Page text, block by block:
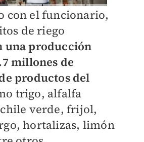
con el funcionario,
de riego
una producción
millones de
productos del
trigo, alfalfa
verde, frijol,
hortalizas, limón